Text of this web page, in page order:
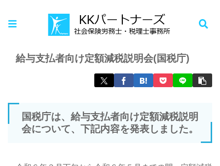
お知らせ
給与支払者向け定額減税説明会(国税庁)
国税庁は、給与支払者向け定額減税説明
会について、下記内容を発表しました。